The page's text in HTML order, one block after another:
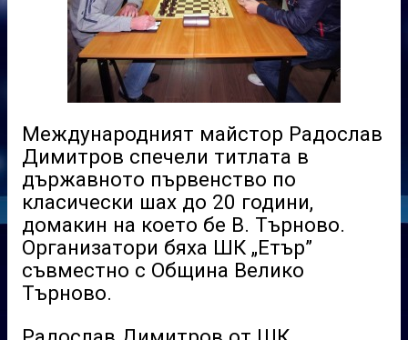
Международният майстор Радослав
Димитров спечели титлата в
държавното първенство по
класически шах до 20 години,
домакин на което бе В. Търново.
Организатори бяха ШК „Етър”
съвместно с Община Велико
Търново.